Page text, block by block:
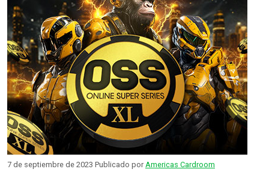
7 de septiembre de 2023 Publicado por Americas Cardroom